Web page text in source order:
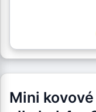
Mini